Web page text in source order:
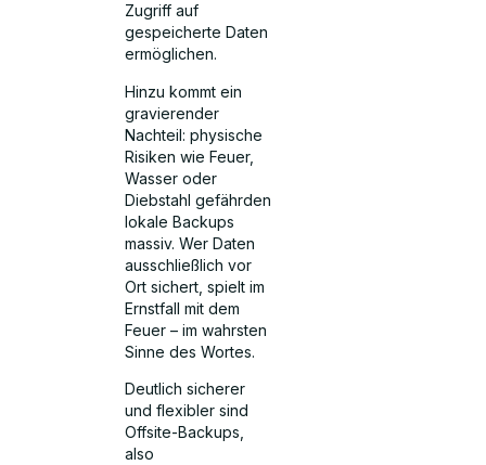
Zugriff auf
gespeicherte Daten
ermöglichen.
Hinzu kommt ein
gravierender
Nachteil: physische
Risiken wie Feuer,
Wasser oder
Diebstahl gefährden
lokale Backups
massiv. Wer Daten
ausschließlich vor
Ort sichert, spielt im
Ernstfall mit dem
Feuer – im wahrsten
Sinne des Wortes.
Deutlich sicherer
und flexibler sind
Offsite-Backups,
also